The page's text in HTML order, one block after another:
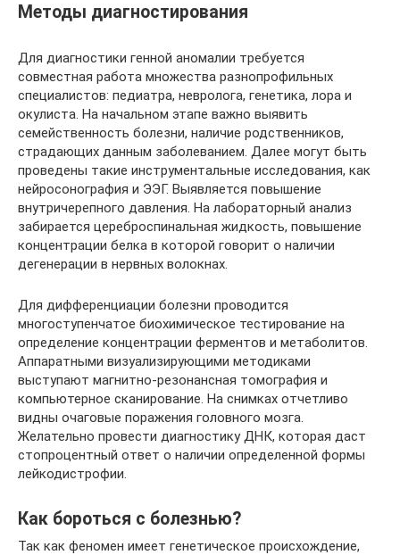
Методы диагностирования
Для диагностики генной аномалии требуется
совместная работа множества разнопрофильных
специалистов: педиатра, невролога, генетика, лора и
окулиста. На начальном этапе важно выявить
семейственность болезни, наличие родственников,
страдающих данным заболеванием. Далее могут быть
проведены такие инструментальные исследования, как
нейросонография и ЭЭГ. Выявляется повышение
внутричерепного давления. На лабораторный анализ
забирается цереброспинальная жидкость, повышение
концентрации белка в которой говорит о наличии
дегенерации в нервных волокнах.
Для дифференциации болезни проводится
многоступенчатое биохимическое тестирование на
определение концентрации ферментов и метаболитов.
Аппаратными визуализирующими методиками
выступают магнитно-резонансная томография и
компьютерное сканирование. На снимках отчетливо
видны очаговые поражения головного мозга.
Желательно провести диагностику ДНК, которая даст
стопроцентный ответ о наличии определенной формы
лейкодистрофии.
Как бороться с болезнью?
Так как феномен имеет генетическое происхождение,